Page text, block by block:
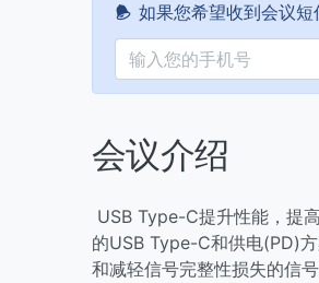
如果您希望收到会议短
会议介绍
USB Type-C提升性能，提
的USB Type-C和供电(PD)
和减轻信号完整性损失的信